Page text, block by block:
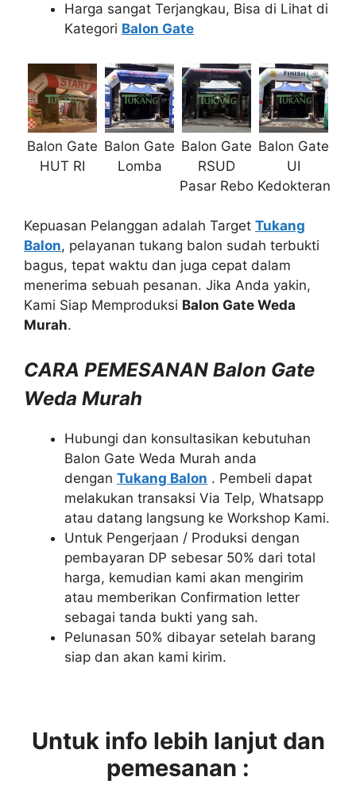
Harga sangat Terjangkau, Bisa di Lihat di
Kategori Balon Gate
Balon Gate
HUT RI
Balon Gate
Lomba
Balon Gate
RSUD
Pasar Rebo
Balon Gate
UI
Kedokteran
Kepuasan Pelanggan adalah Target Tukang
Balon, pelayanan tukang balon sudah terbukti
bagus, tepat waktu dan juga cepat dalam
menerima sebuah pesanan. Jika Anda yakin,
Kami Siap Memproduksi Balon Gate Weda
Murah.
CARA PEMESANAN Balon Gate
Weda Murah
Hubungi dan konsultasikan kebutuhan
Balon Gate Weda Murah anda
dengan Tukang Balon . Pembeli dapat
melakukan transaksi Via Telp, Whatsapp
atau datang langsung ke Workshop Kami.
Untuk Pengerjaan / Produksi dengan
pembayaran DP sebesar 50% dari total
harga, kemudian kami akan mengirim
atau memberikan Confirmation letter
sebagai tanda bukti yang sah.
Pelunasan 50% dibayar setelah barang
siap dan akan kami kirim.
Untuk info lebih lanjut dan
pemesanan :